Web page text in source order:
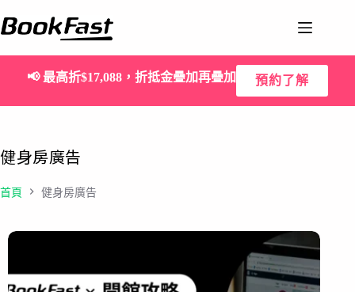
📢 最高折$17,088，折抵金疊加再疊加 預約了解
健身房廣告
首頁 健身房廣告